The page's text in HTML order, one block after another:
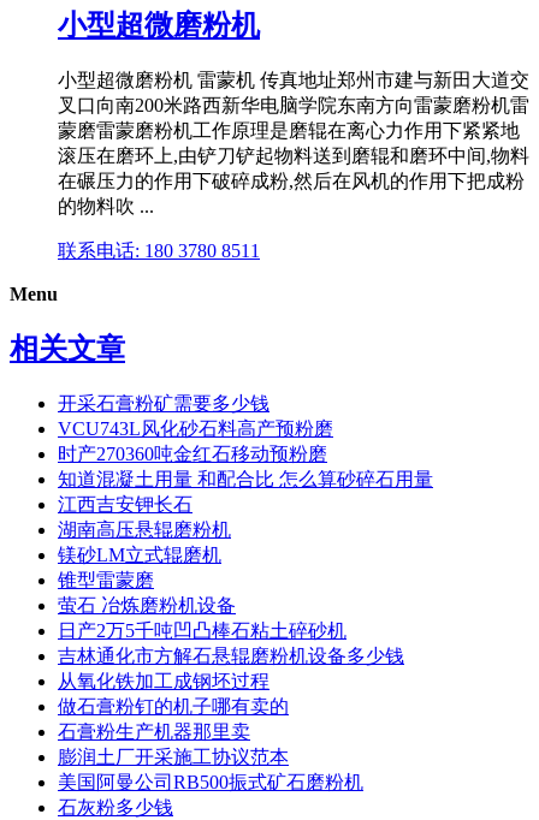
小型超微磨粉机
小型超微磨粉机 雷蒙机 传真地址郑州市建与新田大道交
叉口向南200米路西新华电脑学院东南方向雷蒙磨粉机雷
蒙磨雷蒙磨粉机工作原理是磨辊在离心力作用下紧紧地
滚压在磨环上,由铲刀铲起物料送到磨辊和磨环中间,物料
在碾压力的作用下破碎成粉,然后在风机的作用下把成粉
的物料吹 ...
联系电话: 180 3780 8511
Menu
相关文章
开采石膏粉矿需要多少钱
VCU743L风化砂石料高产预粉磨
时产270360吨金红石移动预粉磨
知道混凝土用量 和配合比 怎么算砂碎石用量
江西吉安钾长石
湖南高压悬辊磨粉机
镁砂LM立式辊磨机
锥型雷蒙磨
萤石 冶炼磨粉机设备
日产2万5千吨凹凸棒石粘土碎砂机
吉林通化市方解石悬辊磨粉机设备多少钱
从氧化铁加工成钢坯过程
做石膏粉钉的机子哪有卖的
石膏粉生产机器那里卖
膨润土厂开采施工协议范本
美国阿曼公司RB500振式矿石磨粉机
石灰粉多少钱